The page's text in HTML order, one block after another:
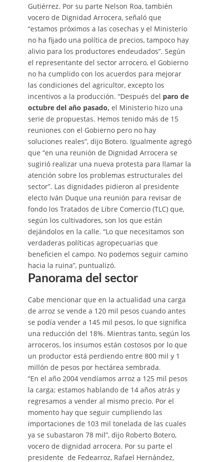
Gutiérrez. Por su parte Nelson Roa, también
vocero de Dignidad Arrocera, señaló que
“estamos próximos a las cosechas y el Ministerio
no ha fijado una política de precios, tampoco hay
alivio para los productores endeudados”. Según
el representante del sector arrocero, el Gobierno
no ha cumplido con los acuerdos para mejorar
las condiciones del agricultor, excepto los
incentivos a la producción. “Después del paro de
octubre del año pasado, el Ministerio hizo una
serie de propuestas. Hemos tenido más de 15
reuniones con el Gobierno pero no hay
soluciones reales”, dijo Botero. Igualmente agregó
que “en una reunión de Dignidad Arrocera se
sugirió realizar una nueva protesta para llamar la
atención sobre los problemas estructurales del
sector”. Las dignidades pidieron al presidente
electo Iván Duque una reunión para revisar de
fondo los Tratados de Libre Comercio (TLC) que,
según los cultivadores, son los que están
dejándolos en la calle. “Lo que necesitamos son
verdaderas políticas agropecuarias que
beneficien el campo. No podemos seguir camino
hacia la ruina”, puntualizó.
Panorama del sector
Cabe mencionar que en la actualidad una carga
de arroz se vende a 120 mil pesos cuando antes
se podía vender a 145 mil pesos, lo que significa
una reducción del 18%. Mientras tanto, según los
arroceros, los insumos están costosos por lo que
un productor está perdiendo entre 800 mil y 1
millón de pesos por hectárea sembrada.
“En el año 2004 vendíamos arroz a 125 mil pesos
la carga; estamos hablando de 14 años atrás y
regresamos a vender al mismo precio. Por el
momento hay que seguir cumpliendo las
importaciones de 103 mil tonelada de las cuales
ya se subastaron 78 mil”, dijo Roberto Botero,
vocero de dignidad arrocera. Por su parte el
presidente de Fedearroz, Rafael Hernández,